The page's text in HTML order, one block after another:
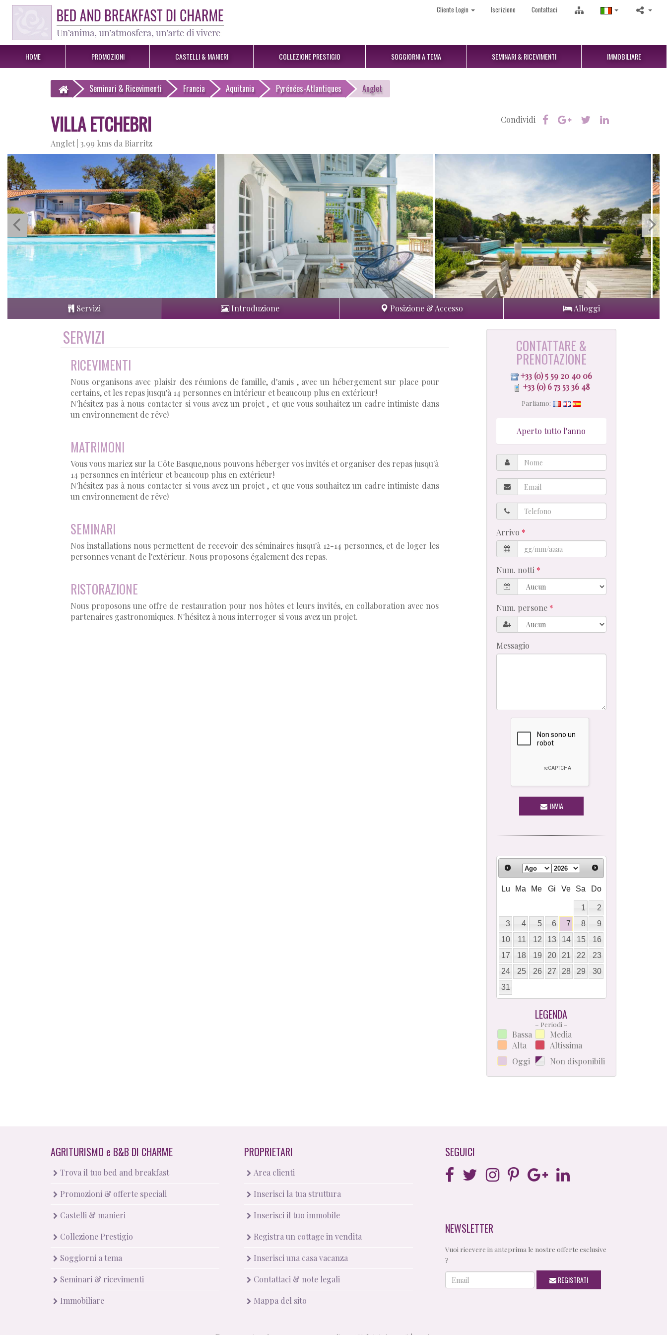
Cliente Login Iscrizione Contattaci
HOME PROMOZIONI CASTELLI & MANIERI COLLEZIONE PRESTIGIO SOGGIORNI A TEMA SEMINARI & RICEVIMENTI IMMOBILIARE
Seminari & Ricevimenti Francia Aquitania Pyrénées-Atlantiques Anglet
VILLA ETCHEBRI
Anglet | 3.99 kms da Biarritz
Condividi
Servizi Introduzione Posizione & Accesso Alloggi
SERVIZI
RICEVIMENTI
Nous organisons avec plaisir des réunions de famille, d'amis , avec un hébergement sur place pour
certains, et les repas jusqu'à 14 personnes en intérieur et beaucoup plus en extérieur!
N'hésitez pas à nous contacter si vous avez un projet , et que vous souhaitez un cadre intimiste dans
un environnement de rêve!
MATRIMONI
Vous vous mariez sur la Côte Basque,nous pouvons héberger vos invités et organiser des repas jusqu'à
14 personnes en intérieur et beaucoup plus en extérieur!
N'hésitez pas à nous contacter si vous avez un projet , et que vous souhaitez un cadre intimiste dans
un environnement de rêve!
SEMINARI
Nos installations nous permettent de recevoir des séminaires jusqu'à 12-14 personnes, et de loger les
personnes venant de l'extérieur. Nous proposons également des repas.
RISTORAZIONE
Nous proposons une offre de restauration pour nos hôtes et leurs invités, en collaboration avec nos
partenaires gastronomiques. N'hésitez à nous interroger si vous avez un projet.
CONTATTARE &
PRENOTAZIONE
+33 (0) 5 59 20 40 06
+33 (0) 6 73 53 36 48
Parliamo:
Aperto tutto l'anno
Nome
Email
Telefono
Arrivo
Num. notti
Num. persone
Messagio
INVIA
Lu Ma Me Gi Ve Sa Do
1
2
3
4 5 6 7 8
9
10
11 12 13 14 15
16
17
18 19 20 21 22
23
24
25 26 27 28 29
30
31
LEGENDA
– Periodi –
Bassa
Alta
Oggi
Media
Altissima
Non disponibili
AGRITURISMO e B&B DI CHARME
Trova il tuo bed and breakfast
Promozioni & offerte speciali
Castelli & manieri
Collezione Prestigio
Soggiorni a tema
Seminari & ricevimenti
Immobiliare
PROPRIETARI
Area clienti
Inserisci la tua struttura
Inserisci il tuo immobile
Registra un cottage in vendita
Inserisci una casa vacanza
Contattaci & note legali
Mappa del sito
SEGUICI
NEWSLETTER
Vuoi ricevere in anteprima le nostre offerte esclusive
?
Email REGISTRATI